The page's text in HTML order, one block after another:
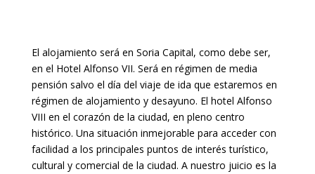
El alojamiento será en Soria Capital, como debe ser,
en el Hotel Alfonso VII. Será en régimen de media
pensión salvo el día del viaje de ida que estaremos en
régimen de alojamiento y desayuno. El hotel Alfonso
VIII en el corazón de la ciudad, en pleno centro
histórico. Una situación inmejorable para acceder con
facilidad a los principales puntos de interés turístico,
cultural y comercial de la ciudad. A nuestro juicio es la